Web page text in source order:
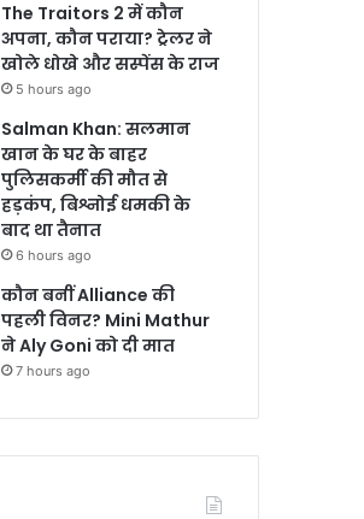
The Traitors 2 में कौन
अपना, कौन पराया? ट्रेलर ने
खोले धोखे और सस्पेंस के राज
5 hours ago
Salman Khan: सलमान
खान के घर के बाहर
पुलिसकर्मी की मौत से
हड़कंप, बिश्नोई धमकी के
बाद था तैनात
6 hours ago
कौन बनीं Alliance की
पहली विनर? Mini Mathur
ने Aly Goni को दी मात
7 hours ago